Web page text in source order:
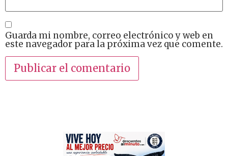
Guarda mi nombre, correo electrónico y web en
este navegador para la próxima vez que comente.